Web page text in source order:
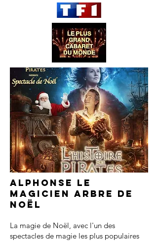
Alphonse le
magicien arbre de
noël
La magie de Noël, avec l'un des
spectacles de magie les plus populaires